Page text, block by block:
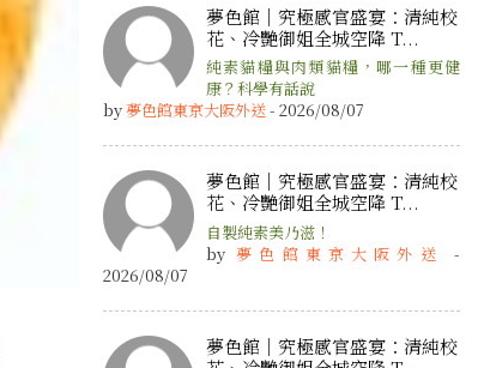
夢色館｜究極感官盛宴：清純校
花、冷艷御姐全城空降 T...
純素貓糧與肉類貓糧，哪一種更健
康？科學有話說
by夢色館東京大阪外送- 2026/08/07
夢色館｜究極感官盛宴：清純校
花、冷艷御姐全城空降 T...
自製純素美乃滋！
by夢色館東京大阪外送
-
2026/08/07
夢色館｜究極感官盛宴：清純校